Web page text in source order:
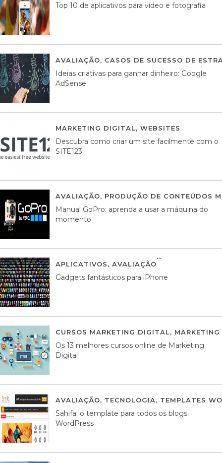
Top 10 de aplicativos para vídeo e fotografia
AVALIAÇÃO, CASOS DE SUCESSO DE
Ideias criativas para ganhar dinheiro: Google
AdSense
MARKETING DIGITAL, WEBSITES
Descubra como criar um site facilmente com o
SITE123
AVALIAÇÃO, PRODUÇÃO DE CONTEÚDOS
Manual GoPro: aprenda a usar a máquina do
momento
APLICATIVOS, AVALIAÇÃO
Gadgets fantásticos para iPhone
CURSOS MARKETING DIGITAL,
Os 13 melhores cursos online de Marketing
Digital
AVALIAÇÃO, TECNOLOGIA, TEMPLATES
Sahifa: o template para todos os blogs
WordPress